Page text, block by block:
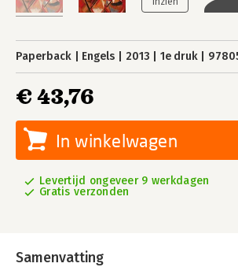
Paperback Engels 2013 1e druk
€ 43,76
In winkelwagen
Levertijd ongeveer 9 werkdagen
Gratis verzonden
Samenvatting